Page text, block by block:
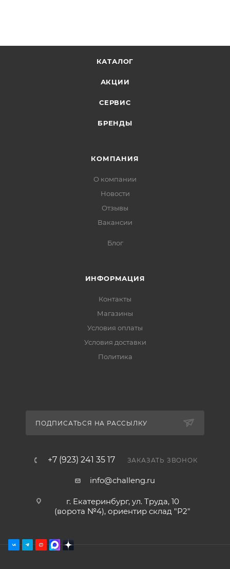
КАТАЛОГ
АКЦИИ
СЕРВИС
БРЕНДЫ
КОМПАНИЯ
О компании
Новости
Отзывы
Вакансии
Блог
ИНФОРМАЦИЯ
Контакты
Магазины
Условия оплаты
Условия доставки
Политика
ПОДПИСАТЬСЯ НА РАССЫЛКУ
+7 (923) 241 35 17 ЗАКАЗАТЬ ЗВОНОК
info@challeng.ru
г. Екатеринбург, ул. Труда, 10
(ворота №4), ориентир склад "Р2"